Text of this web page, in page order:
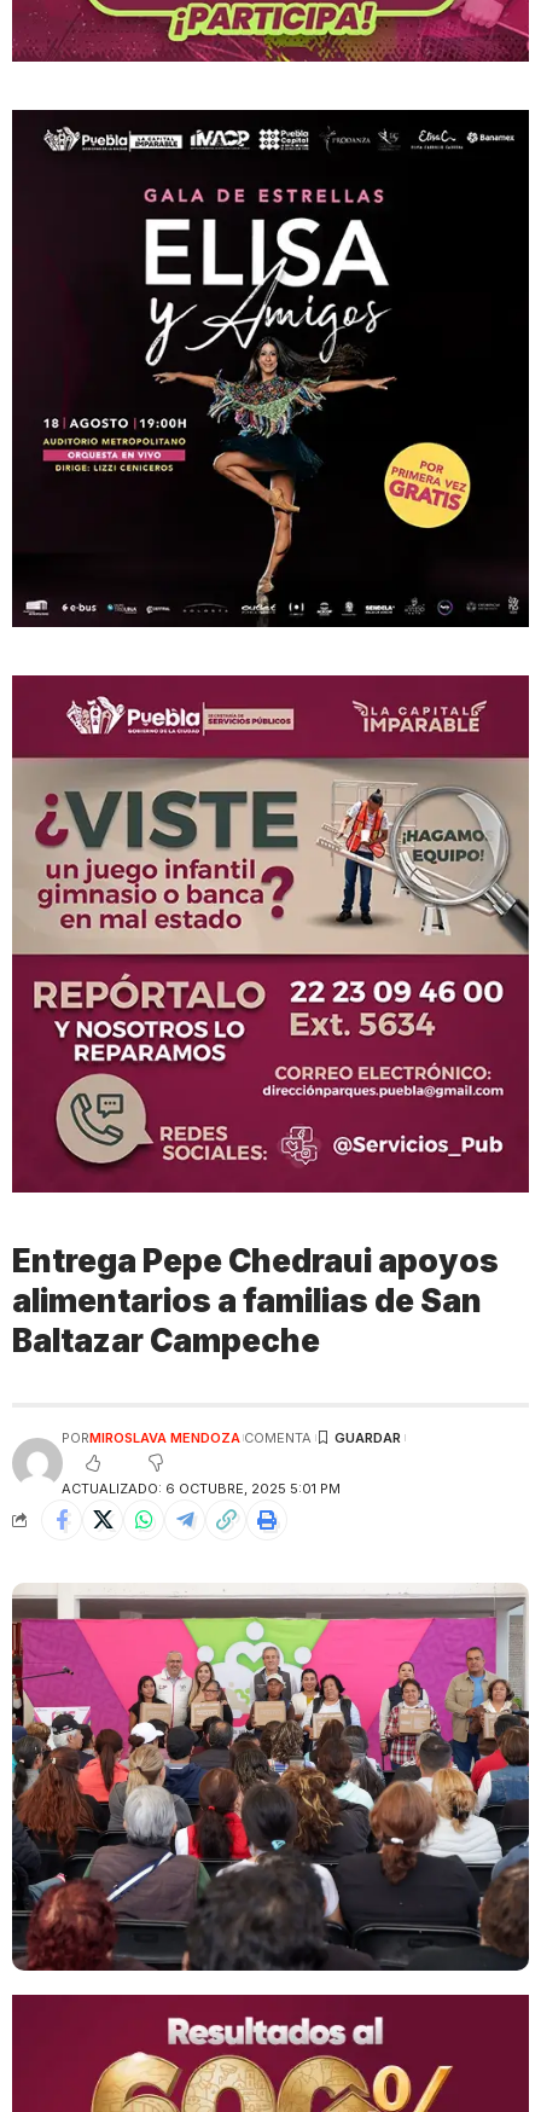
Entrega Pepe Chedraui apoyos
alimentarios a familias de San
Baltazar Campeche
ACTUALIZADO: 6 OCTUBRE, 2025 5:01 PM
PORMIROSLAVA MENDOZA COMENTA